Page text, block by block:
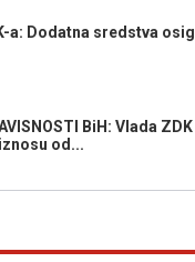
a: Dodatna sredstva
BiH: Vlada
od...